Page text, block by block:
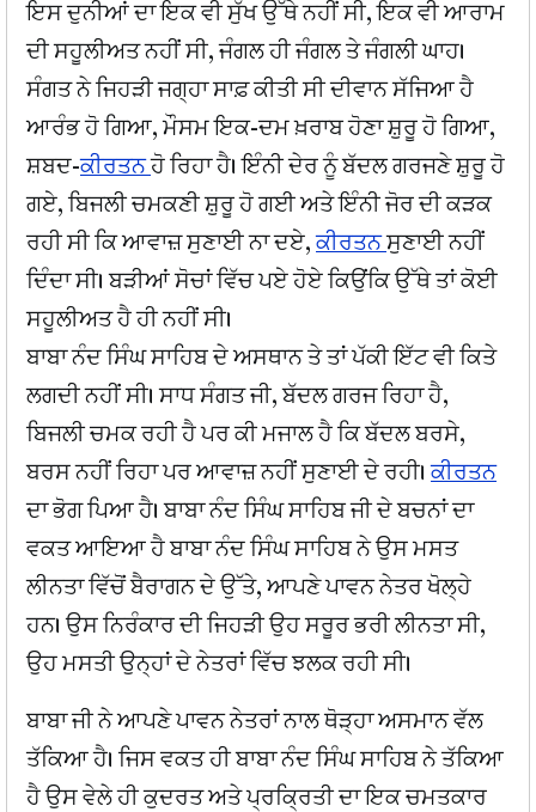
ਇਸ ਦੁਨੀਆਂ ਦਾ ਇਕ ਵੀ ਸੁੱਖ ਉੱਥੇ ਨਹੀਂ ਸੀ, ਇਕ ਵੀ ਆਰਾਮ
ਦੀ ਸਹੂਲੀਅਤ ਨਹੀਂ ਸੀ, ਜੰਗਲ ਹੀ ਜੰਗਲ ਤੇ ਜੰਗਲੀ ਘਾਹ।
ਸੰਗਤ ਨੇ ਜਿਹੜੀ ਜਗ੍ਹਾ ਸਾਫ਼ ਕੀਤੀ ਸੀ ਦੀਵਾਨ ਸੱਜਿਆ ਹੈ
ਆਰੰਭ ਹੋ ਗਿਆ, ਮੌਸਮ ਇਕ-ਦਮ ਖ਼ਰਾਬ ਹੋਣਾ ਸ਼ੁਰੂ ਹੋ ਗਿਆ,
ਸ਼ਬਦ-ਕੀਰਤਨਹੋ ਰਿਹਾ ਹੈ। ਇੰਨੀ ਦੇਰ ਨੂੰ ਬੱਦਲ ਗਰਜਣੇ ਸ਼ੁਰੂ ਹੋ
ਗਏ, ਬਿਜਲੀ ਚਮਕਣੀ ਸ਼ੁਰੂ ਹੋ ਗਈ ਅਤੇ ਇੰਨੀ ਜੋਰ ਦੀ ਕੜਕ
ਰਹੀ ਸੀ ਕਿ ਆਵਾਜ਼ ਸੁਣਾਈ ਨਾ ਦਏ,ਕੀਰਤਨਸੁਣਾਈ ਨਹੀਂ
ਦਿੰਦਾ ਸੀ। ਬੜੀਆਂ ਸੋਚਾਂ ਵਿੱਚ ਪਏ ਹੋਏ ਕਿਉਂਕਿ ਉੱਥੇ ਤਾਂ ਕੋਈ
ਸਹੂਲੀਅਤ ਹੈ ਹੀ ਨਹੀਂ ਸੀ।
ਬਾਬਾ ਨੰਦ ਸਿੰਘ ਸਾਹਿਬ ਦੇ ਅਸਥਾਨ ਤੇ ਤਾਂ ਪੱਕੀ ਇੱਟ ਵੀ ਕਿਤੇ
ਲਗਦੀ ਨਹੀਂ ਸੀ। ਸਾਧ ਸੰਗਤ ਜੀ, ਬੱਦਲ ਗਰਜ ਰਿਹਾ ਹੈ,
ਬਿਜਲੀ ਚਮਕ ਰਹੀ ਹੈ ਪਰ ਕੀ ਮਜਾਲ ਹੈ ਕਿ ਬੱਦਲ ਬਰਸੇ,
ਬਰਸ ਨਹੀਂ ਰਿਹਾ ਪਰ ਆਵਾਜ਼ ਨਹੀਂ ਸੁਣਾਈ ਦੇ ਰਹੀ।ਕੀਰਤਨ
ਦਾ ਭੋਗ ਪਿਆ ਹੈ। ਬਾਬਾ ਨੰਦ ਸਿੰਘ ਸਾਹਿਬ ਜੀ ਦੇ ਬਚਨਾਂ ਦਾ
ਵਕਤ ਆਇਆ ਹੈ ਬਾਬਾ ਨੰਦ ਸਿੰਘ ਸਾਹਿਬ ਨੇ ਉਸ ਮਸਤ
ਲੀਨਤਾ ਵਿੱਚੋਂ ਬੈਰਾਗਨ ਦੇ ਉੱਤੇ, ਆਪਣੇ ਪਾਵਨ ਨੇਤਰ ਖੋਲ੍ਹੇ
ਹਨ। ਉਸ ਨਿਰੰਕਾਰ ਦੀ ਜਿਹੜੀ ਉਹ ਸਰੂਰ ਭਰੀ ਲੀਨਤਾ ਸੀ,
ਉਹ ਮਸਤੀ ਉਨ੍ਹਾਂ ਦੇ ਨੇਤਰਾਂ ਵਿੱਚ ਝਲਕ ਰਹੀ ਸੀ।
ਬਾਬਾ ਜੀ ਨੇ ਆਪਣੇ ਪਾਵਨ ਨੇਤਰਾਂ ਨਾਲ ਥੋੜ੍ਹਾ ਅਸਮਾਨ ਵੱਲ
ਤੱਕਿਆ ਹੈ। ਜਿਸ ਵਕਤ ਹੀ ਬਾਬਾ ਨੰਦ ਸਿੰਘ ਸਾਹਿਬ ਨੇ ਤੱਕਿਆ
ਹੈ ਉਸ ਵੇਲੇ ਹੀ ਕੁਦਰਤ ਅਤੇ ਪ੍ਰਕ੍ਰਿਤੀ ਦਾ ਇਕ ਚਮਤਕਾਰ